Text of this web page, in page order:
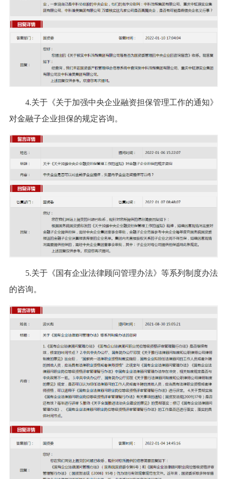
4.关于《关于加强中央企业融资担保管理工作的通知》
对金融子企业担保的规定咨询。
5.关于《国有企业法律顾问管理办法》等系列制度办法
的咨询。